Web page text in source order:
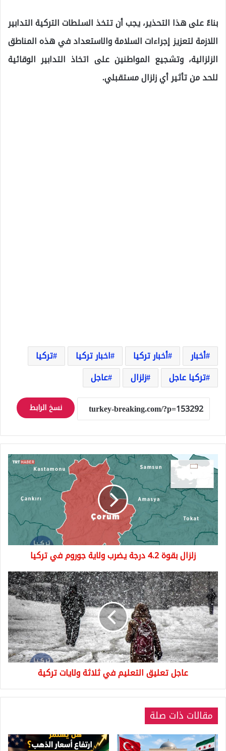
بناءً على هذا التحذير، يجب أن تتخذ السلطات التركية التدابير
اللازمة لتعزيز إجراءات السلامة والاستعداد في هذه المناطق
الزلزالية، وتشجيع المواطنين على اتخاذ التدابير الوقائية
للحد من تأثير أي زلزال مستقبلي.
أخبار أخبار تركيا اخبار تركيا
تركيا
تركيا عاجل
زلزال عاجل
نسخ الرابط
زلزال
بقوة
درجة
يضرب
جوروم
في
تركيا
زلزال بقوة 4.2 درجة يضرب ولاية جوروم في تركيا
عاجل
تعليق
التعليم
في
ثلاثة
ولايات
تركية
عاجل تعليق التعليم في ثلاثة ولايات تركية
مقالات ذات صلة